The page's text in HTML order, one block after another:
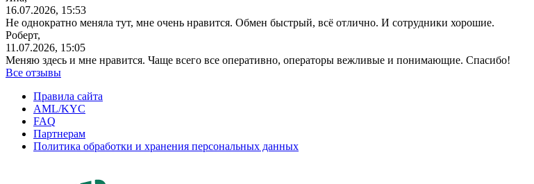
16.07.2026, 15:53
Не однократно меняла тут, мне очень нравится. Обмен быстрый, всё отлично. И сотрудники хорошие.
Роберт,
11.07.2026, 15:05
Меняю здесь и мне нравится. Чаще всего все оперативно, операторы вежливые и понимающие. Спасибо!
Все отзывы
Правила сайта
AML/KYC
FAQ
Партнерам
Политика обработки и хранения персональных данных